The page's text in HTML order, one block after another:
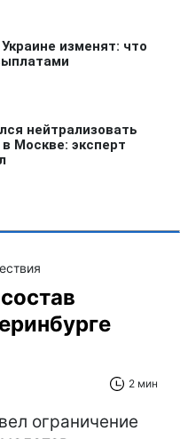
2 мин
ограничение